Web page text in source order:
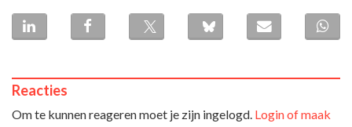
Reacties
Om te kunnen reageren moet je zijn ingelogd. Login of maak